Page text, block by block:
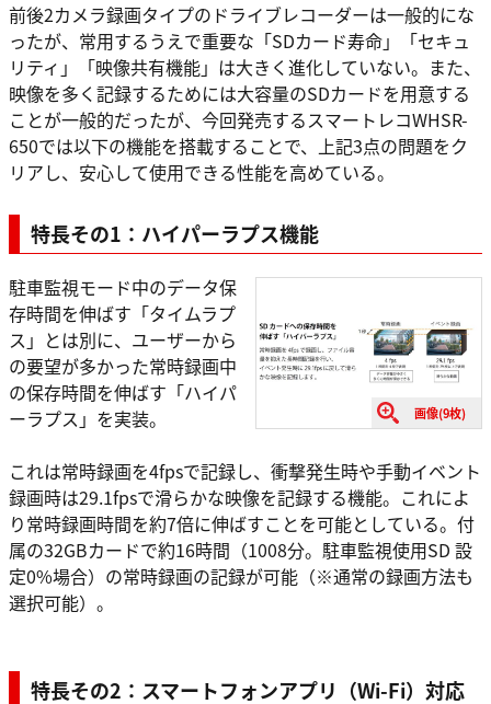
前後2カメラ録画タイプのドライブレコーダーは一般的にな
ったが、常用するうえで重要な「SDカード寿命」「セキュ
リティ」「映像共有機能」は大きく進化していない。また、
映像を多く記録するためには大容量のSDカードを用意する
ことが一般的だったが、今回発売するスマートレコWHSR-
650では以下の機能を搭載することで、上記3点の問題をク
リアし、安心して使用できる性能を高めている。
特長その1：ハイパーラプス機能
画像(9枚)
駐車監視モード中のデータ保
存時間を伸ばす「タイムラプ
ス」とは別に、ユーザーから
の要望が多かった常時録画中
の保存時間を伸ばす「ハイパ
ーラプス」を実装。
これは常時録画を4fpsで記録し、衝撃発生時や手動イベント
録画時は29.1fpsで滑らかな映像を記録する機能。これによ
り常時録画時間を約7倍に伸ばすことを可能としている。付
属の32GBカードで約16時間（1008分。駐車監視使用SD 設
定0%場合）の常時録画の記録が可能（※通常の録画方法も
選択可能）。
特長その2：スマートフォンアプリ（Wi-Fi）対応